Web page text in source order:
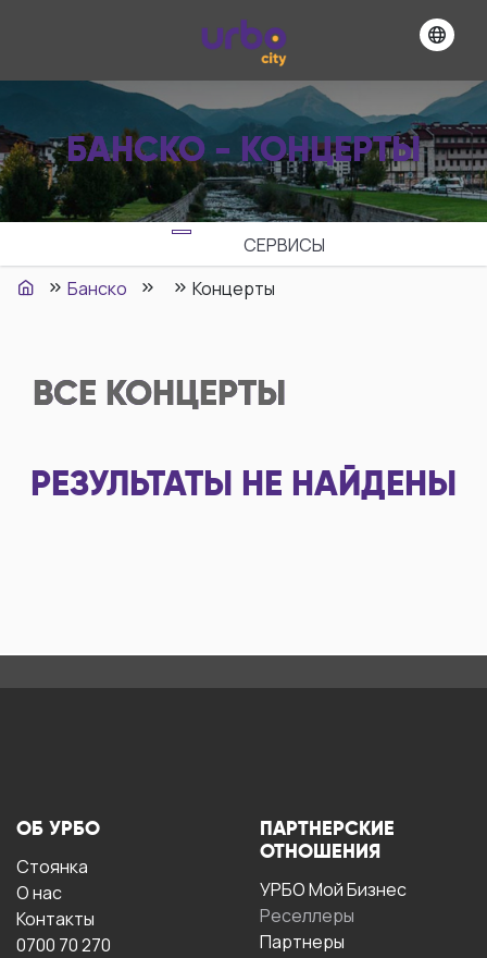
БАНСКО - КОНЦЕРТЫ
СЕРВИСЫ
Банско
Концерты
ВСЕ КОНЦЕРТЫ
РЕЗУЛЬТАТЫ НЕ НАЙДЕНЫ
ОБ УРБО
Стоянка
О нас
Контакты
0700 70 270
ПАРТНЕРСКИЕ
ОТНОШЕНИЯ
УРБО Мой Бизнес
Реселлеры
Партнеры